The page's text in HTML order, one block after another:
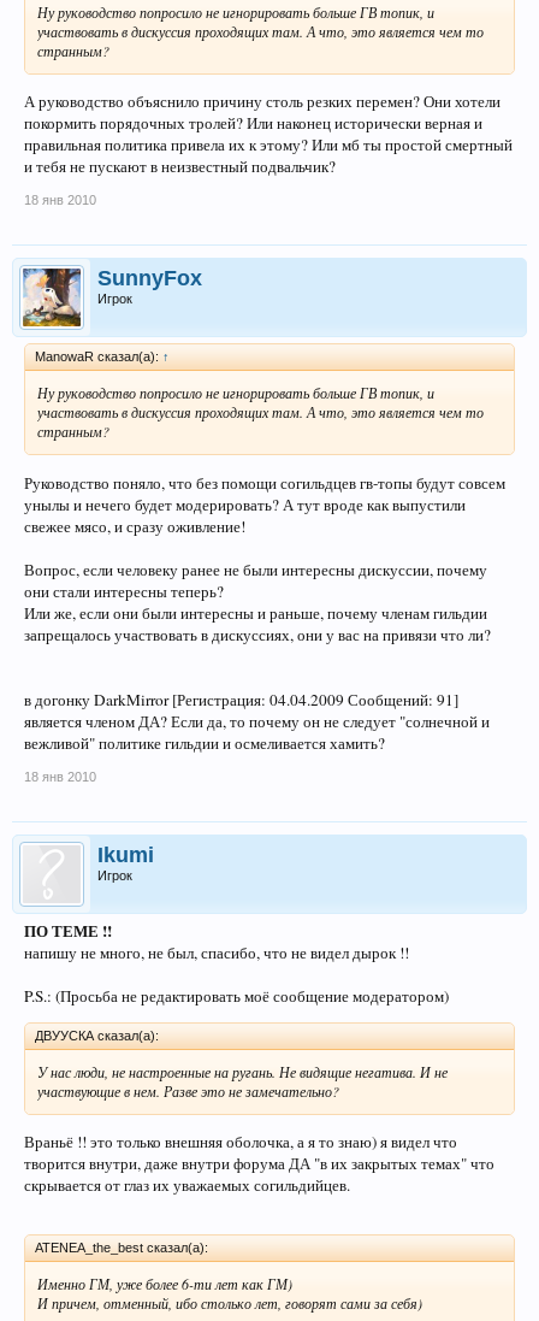
Ну руководство попросило не игнорировать больше ГВ топик, и
участвовать в дискуссия проходящих там. А что, это является чем то
странным?
А руководство объяснило причину столь резких перемен? Они хотели
покормить порядочных тролей? Или наконец исторически верная и
правильная политика привела их к этому? Или мб ты простой смертный
и тебя не пускают в неизвестный подвальчик?
18 янв 2010
SunnyFox
Игрок
ManowaR сказал(а): ↑
Ну руководство попросило не игнорировать больше ГВ топик, и
участвовать в дискуссия проходящих там. А что, это является чем то
странным?
Руководство поняло, что без помощи согильдцев гв-топы будут совсем
унылы и нечего будет модерировать? А тут вроде как выпустили
свежее мясо, и сразу оживление!
Вопрос, если человеку ранее не были интересны дискуссии, почему
они стали интересны теперь?
Или же, если они были интересны и раньше, почему членам гильдии
запрещалось участвовать в дискуссиях, они у вас на привязи что ли?
в догонку DarkMirror [Регистрация: 04.04.2009 Сообщений: 91]
является членом ДА? Если да, то почему он не следует "солнечной и
вежливой" политике гильдии и осмеливается хамить?
18 янв 2010
Ikumi
Игрок
ПО ТЕМЕ !!
напишу не много, не был, спасибо, что не видел дырок !!
P.S.: (Просьба не редактировать моё сообщение модератором)
ДВУУСКА сказал(а):
У нас люди, не настроенные на ругань. Не видящие негатива. И не
участвующие в нем. Разве это не замечательно?
Враньё !! это только внешняя оболочка, а я то знаю) я видел что
творится внутри, даже внутри форума ДА "в их закрытых темах" что
скрывается от глаз их уважаемых согильдийцев.
ATENEA_the_best сказал(а):
Именно ГМ, уже более 6-ти лет как ГМ)
И причем, отменный, ибо столько лет, говорят сами за себя)